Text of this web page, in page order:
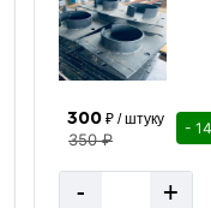
300₽ / штуку
350 ₽
-
- +